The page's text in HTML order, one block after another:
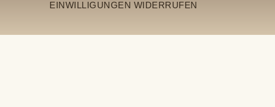
EINWILLIGUNGEN WIDERRUFEN